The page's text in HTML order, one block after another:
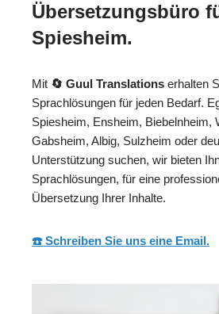
Übersetzungsbüro
Spiesheim.
Mit 🔄 Guul Translations erhalten
Sprachlösungen für jeden Bedarf.
Spiesheim, Ensheim, Biebelnheim,
Gabsheim, Albig, Sulzheim oder
Unterstützung suchen, wir bieten
Sprachlösungen, für eine
Übersetzung Ihrer Inhalte.
☎️ Schreiben Sie uns eine Email.